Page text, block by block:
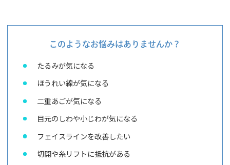
このようなお悩みはありませんか？
たるみが気になる
ほうれい線が気になる
二重あごが気になる
目元のしわや小じわが気になる
フェイスラインを改善したい
切開や糸リフトに抵抗がある